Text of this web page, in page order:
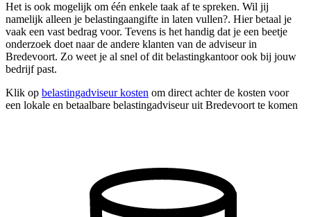
Het is ook mogelijk om één enkele taak af te spreken. Wil jij
namelijk alleen je belastingaangifte in laten vullen?. Hier betaal je
vaak een vast bedrag voor. Tevens is het handig dat je een beetje
onderzoek doet naar de andere klanten van de adviseur in
Bredevoort. Zo weet je al snel of dit belastingkantoor ook bij jouw
bedrijf past.
Klik op belastingadviseur kosten om direct achter de kosten voor
een lokale en betaalbare belastingadviseur uit Bredevoort te komen